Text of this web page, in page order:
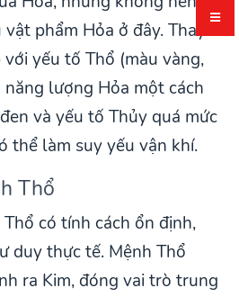
phẩm Hỏa ở đây. Thay
yếu tố Thổ (màu vàng,
lượng Hỏa một cách
và yếu tố Thủy quá mức
thể làm suy yếu vận khí.
Thổ
có tính cách ổn định,
duy thực tế. Mệnh Thổ
ra Kim, đóng vai trò trung